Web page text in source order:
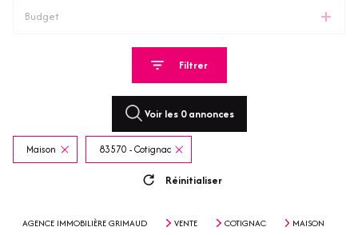
Budget
Filtrer
Voir les 0annonces
Maison 83570 - Cotignac
Réinitialiser
AGENCE IMMOBILIÈRE GRIMAUD VENTE COTIGNAC MAISON